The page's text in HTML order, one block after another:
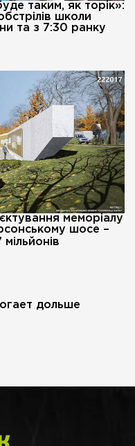
таким, як торік»:
школи
та з 7:30 ранку
меморіалу
шосе –
дольше